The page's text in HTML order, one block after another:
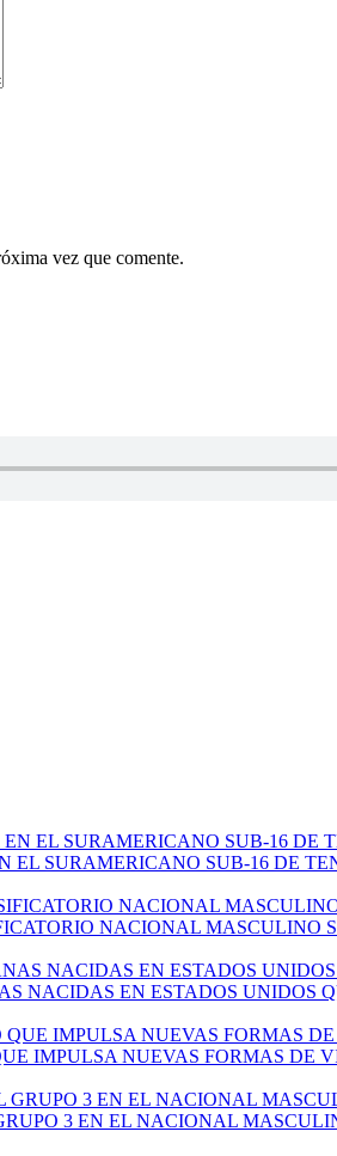
vez que comente.
EL SURAMERICANO SUB-16 DE
NACIONAL MASCULINO
NACIDAS EN ESTADOS UNIDOS
IMPULSA NUEVAS FORMAS DE
3 EN EL NACIONAL